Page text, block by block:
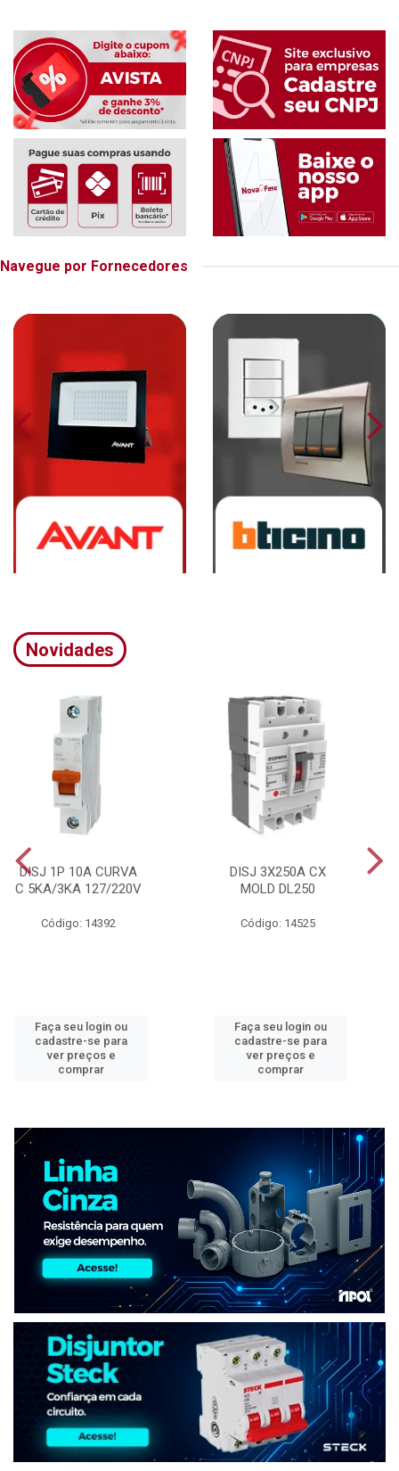
Navegue por Fornecedores
Novidades
DISJ 1P 10A CURVA
C 5KA/3KA 127/220V
Código: 14392
Faça seu login ou
cadastre-se para
ver preços e
comprar
DISJ 3X250A CX
MOLD DL250
Código: 14525
Faça seu login ou
cadastre-se para
ver preços e
comprar